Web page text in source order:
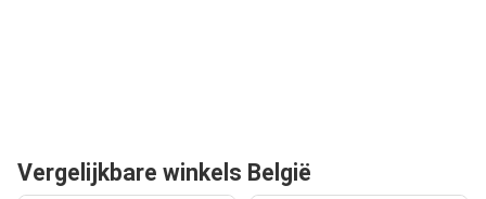
Vergelijkbare winkels België